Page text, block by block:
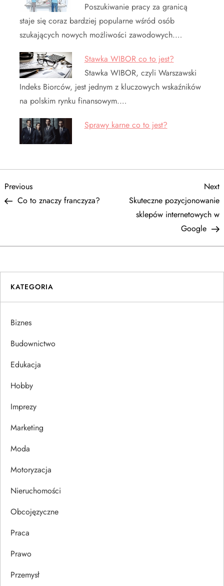
Poszukiwanie pracy za granicą
staje się coraz bardziej popularne wśród osób
szukających nowych możliwości zawodowych.…
Stawka WIBOR co to jest?
Stawka WIBOR, czyli Warszawski
Indeks Biorców, jest jednym z kluczowych wskaźników
na polskim rynku finansowym.…
Sprawy karne co to jest?
N
g
a
c
a
w
p
s
u
Previous
Post
Previous
Co to znaczy franczyza?
Next
Skuteczne pozycjonowanie
sklepów internetowych w
Google
KATEGORIA
Biznes
Budownictwo
Edukacja
Hobby
Imprezy
Marketing
Moda
Motoryzacja
Nieruchomości
Obcojęzyczne
Praca
Prawo
Przemysł